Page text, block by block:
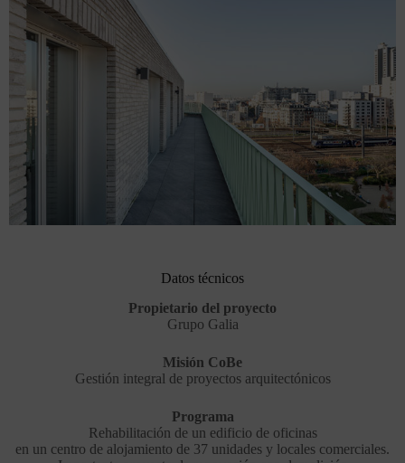
Datos técnicos
Propietario del proyecto
Grupo Galia
Misión CoBe
Gestión integral de proyectos arquitectónicos
Programa
Rehabilitación de un edificio de oficinas
en un centro de alojamiento de 37 unidades y locales comerciales.